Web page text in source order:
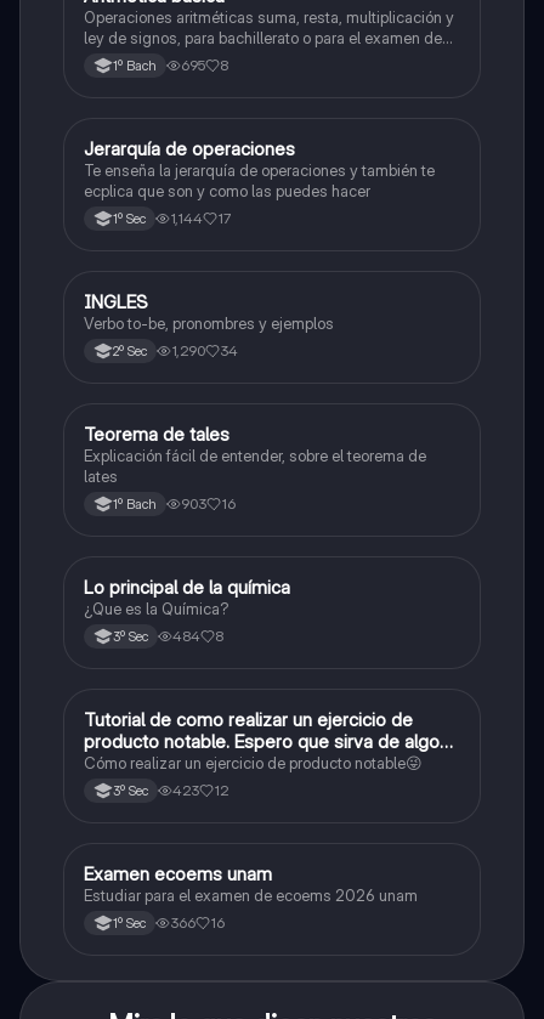
Operaciones aritméticas suma, resta, multiplicación y
ley de signos, para bachillerato o para el examen de
admisión a la universidad
1º Bach 695 8
Matemáticas
Jerarquía de operaciones
Te enseña la jerarquía de operaciones y también te
ecplica que son y como las puedes hacer
1º Sec 1,144 17
Inglés
INGLES
Verbo to-be, pronombres y ejemplos
2º Sec 1,290 34
Matemáticas
Teorema de tales
Explicación fácil de entender, sobre el teorema de
lates
1º Bach 903 16
Química
Lo principal de la química
¿Que es la Química?
3º Sec 484 8
Matemáticas
Tutorial de como realizar un ejercicio de
producto notable. Espero que sirva de algo💕
😜
Cómo realizar un ejercicio de producto notable😜
3º Sec 423 12
Español
Examen ecoems unam
Estudiar para el examen de ecoems 2026 unam
1º Sec 366 16